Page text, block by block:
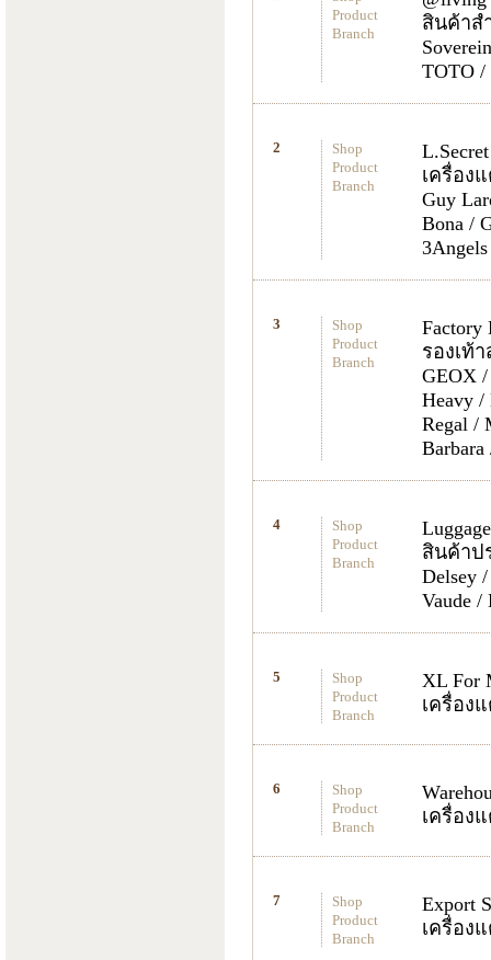
Product
Branch
สินค้าส
TOTO /
Shop
Product
Branch
L.Secret
เครื่อง
Guy
Bona /
Shop
Product
Branch
Factory
รองเท้
GEOX /
Heavy /
Regal /
Shop
Product
Branch
สินค้าป
Delsey
Vaude /
Shop
Product
Branch
XL For
เครื่อง
Shop
Product
Branch
เครื่อง
Shop
Product
Branch
Export
เครื่อง